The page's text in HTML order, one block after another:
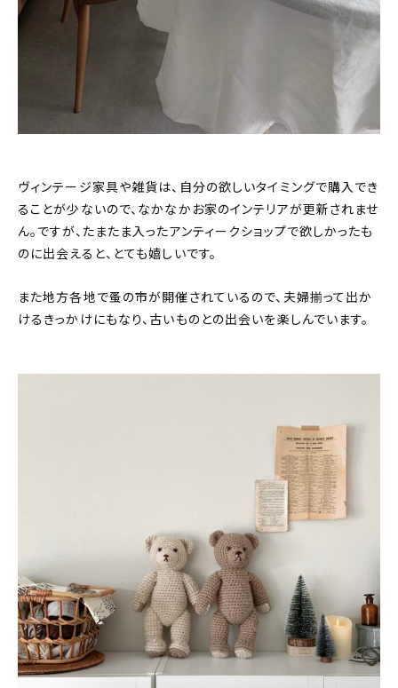
ヴィンテージ家具や雑貨は、自分の欲しいタイミングで購入でき
ることが少ないので、なかなかお家のインテリアが更新されませ
ん。ですが、たまたま入ったアンティークショップで欲しかったも
のに出会えると、とても嬉しいです。
また地方各地で蚤の市が開催されているので、夫婦揃って出か
けるきっかけにもなり、古いものとの出会いを楽しんでいます。